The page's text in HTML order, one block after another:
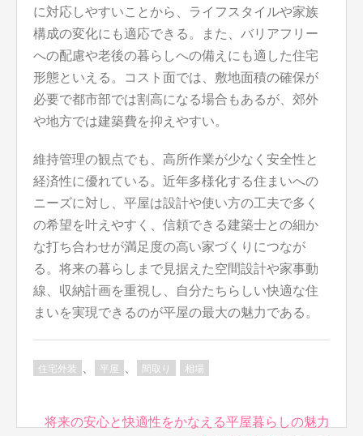
に対応しやすいことから、ライフスタイルや家族
構成の変化にも適応できる。また、バリアフリー
への配慮や老後の暮らしへの備えにも適した住宅
形態といえる。コスト面では、敷地面積の確保が
必要で都市部では割高になる場合もあるが、郊外
や地方では建築費を抑えやすい。
維持管理の観点でも、高所作業が少なく安全性と
経済性に優れている。近年多様化する住まいへの
ニーズに対し、平屋は設計や使い方の工夫で多く
の希望を叶えやすく、信頼できる建築士との細か
な打ち合わせが満足度の高い家づくりにつなが
る。将来の暮らしまで見据えた空間設計や家事動
線、収納計画を重視し、自分たちらしい快適な住
まいを実現できるのが平屋の最大の魅力である。
住宅外装 平屋 間取り 相場
投将来の安心と快適性をかなえる平屋暮らしの魅力